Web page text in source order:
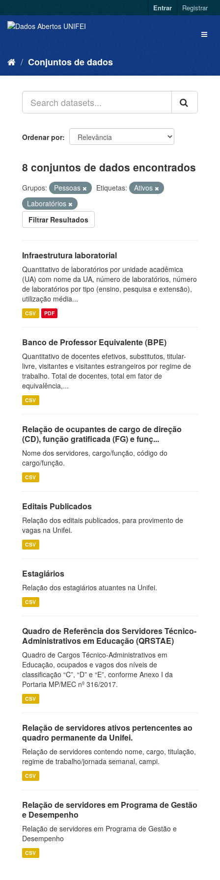
Entrar Registrar
Conjuntos de dados
Ordenar por
8 conjuntos de dados encontrados
Grupos: Pessoas Etiquetas:
Ativos
Laboratórios
Filtrar Resultados
Infraestrutura laboratorial
Quantitativo de laboratórios por unidade acadêmica
(UA) com nome da UA, número de laboratórios, número
de laboratórios por tipo (ensino, pesquisa e extensão),
utilização média...
CSV PDF
Banco de Professor Equivalente (BPE)
Quantitativo de docentes efetivos, substitutos, titular-
livre, visitantes e visitantes estrangeiros por regime de
trabalho. Total de docentes, total em fator de
equivalência,...
CSV
Relação de ocupantes de cargo de direção
(CD), função gratificada (FG) e funç...
Nome dos servidores, cargo/função, código do
cargo/função.
CSV
Editais Publicados
Relação dos editais publicados, para provimento de
vagas na Unifei.
CSV
Estagiários
Relação dos estagiários atuantes na Unifei.
CSV
Quadro de Referência dos Servidores Técnico-
Administrativos em Educação (QRSTAE)
Quadro de Cargos Técnico-Administrativos em
Educação, ocupados e vagos dos níveis de
classificação “C”, “D” e “E”, conforme Anexo I da
Portaria MP/MEC nº 316/2017.
CSV
Relação de servidores ativos pertencentes ao
quadro permanente da Unifei.
Relação de servidores contendo nome, cargo, titulação,
regime de trabalho/jornada semanal, campi.
CSV
Relação de servidores em Programa de Gestão
e Desempenho
Relação de servidores em Programa de Gestão e
Desempenho
CSV